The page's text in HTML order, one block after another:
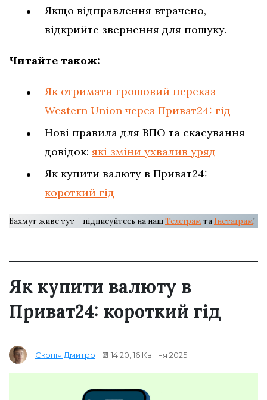
Якщо відправлення втрачено,
відкрийте звернення для пошуку.
Читайте також:
Як отримати грошовий переказ
Western Union через Приват24: гід
Нові правила для ВПО та скасування
довідок:які зміни ухвалив уряд
Як купити валюту в Приват24:
короткий гід
Бахмут живе тут – підписуйтесь на нашТелеграм та Інстаграм!
Як купити валюту в
Приват24: короткий гід
Скопіч Дмитро 14:20, 16 Квітня 2025